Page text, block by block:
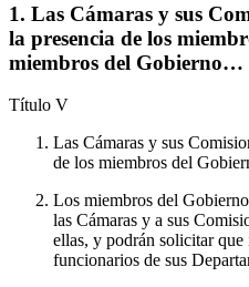
1. Las Cámaras y sus
la presencia de los
miembros del Gobierno…
Título V
Las Cámaras y sus
de los miembros del
Los miembros del
las Cámaras y a sus
ellas, y podrán solicitar
funcionarios de sus